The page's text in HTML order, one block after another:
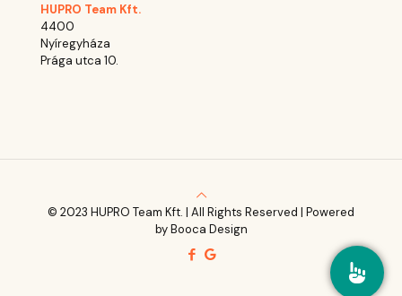
HUPRO Team Kft.
4400
Nyíregyháza
Prága utca 10.
© 2023 HUPRO Team Kft. | All Rights Reserved | Powered
by Booca Design